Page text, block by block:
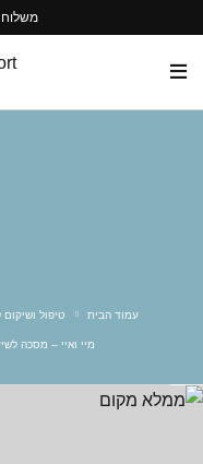
משלוח
עמוד הבית טיפול
מיי ואיי – מסכה